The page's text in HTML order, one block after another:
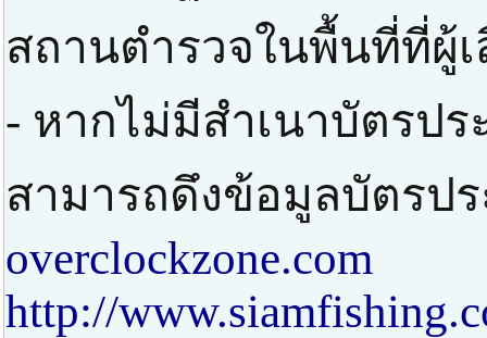
สถานตำรวจในพื้นที่ที่ผู้
- หากไม่มีสำเนาบัตรป
สามารถดึงข้อมูลบัตรป
overclockzone.com
http://